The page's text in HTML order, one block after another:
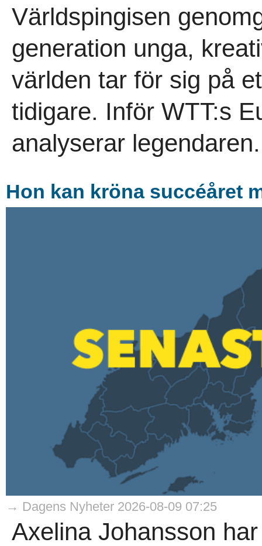
Världspingisen
generation unga,
världen tar för sig på
tidigare. Inför WTT:s
analyserar
Hon kan kröna succéåret
→ Dagens Nyheter 2026-08-09 07:25
Axelina Johansson